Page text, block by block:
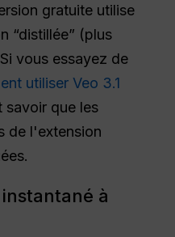
gratuite utilise
“distillée” (plus
vous essayez de
utiliser Veo 3.1
savoir que les
de l'extension
à